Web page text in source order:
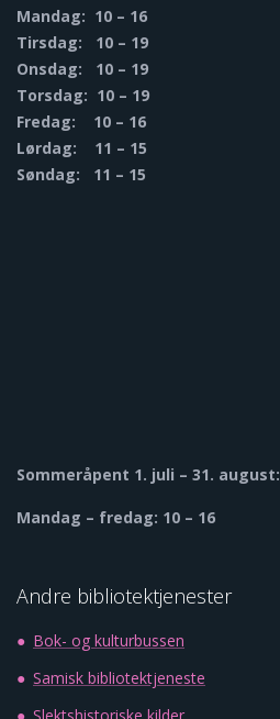
Mandag: 10 – 16
Tirsdag: 10 – 19
Onsdag: 10 – 19
Torsdag: 10 – 19
Fredag: 10 – 16
Lørdag: 11 – 15
Søndag: 11 – 15
Sommeråpent 1. juli – 31. august:
Mandag – fredag: 10 – 16
Andre bibliotektjenester
Bok- og kulturbussen
Samisk bibliotektjeneste